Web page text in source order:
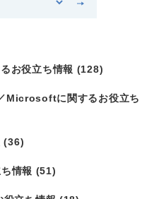
お役立ち情報 (128)
に関するお役立ち
(36)
情報 (51)